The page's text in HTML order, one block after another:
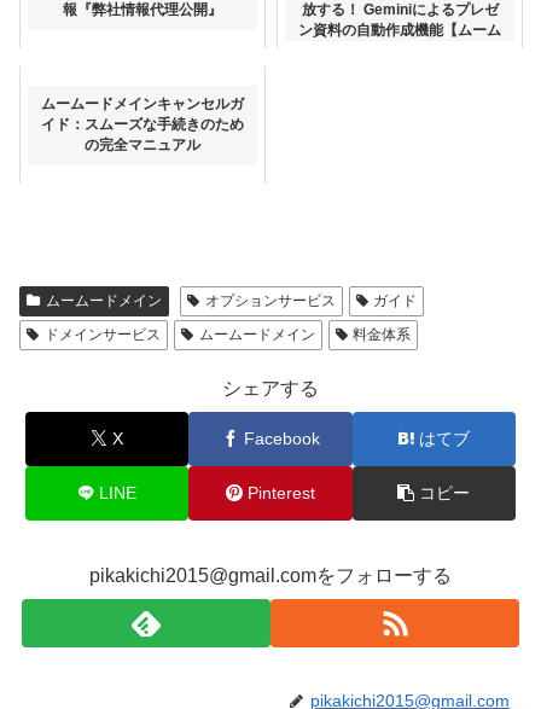
報『弊社情報代理公開』
放する！ Geminiによるプレゼ
ン資料の自動作成機能【ムーム
ムームードメインキャンセルガ
イド：スムーズな手続きのため
の完全マニュアル
ムームードメイン オプションサービス
ガイド
ドメインサービス
ムームードメイン 料金体系
シェアする
X Facebook はてブ
LINE Pinterest コピー
pikakichi2015@gmail.comをフォローする
pikakichi2015@gmail.com